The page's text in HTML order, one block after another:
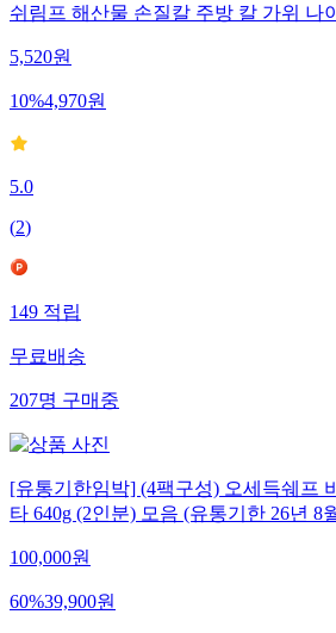
쉬림프 해산물 손질칼 주방 칼 가위 나
5,520원
10%4,970원
5.0
(2)
149 적립
무료배송
207명 구매중
[유통기한임박] (4팩구성) 오세득쉐프
타 640g (2인분) 모음 (유통기한 26년 8
100,000원
60%39,900원